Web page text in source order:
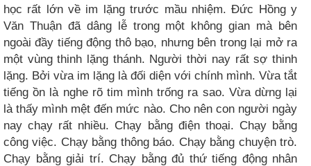
học rất lớn về im lặng trước mầu nhiệm. Đức Hồng y
Văn Thuận đã dâng lễ trong một không gian mà bên
ngoài đầy tiếng động thô bạo, nhưng bên trong lại mở ra
một vùng thinh lặng thánh. Người thời nay rất sợ thinh
lặng. Bởi vừa im lặng là đối diện với chính mình. Vừa tắt
tiếng ồn là nghe rõ tim mình trống ra sao. Vừa dừng lại
là thấy mình mệt đến mức nào. Cho nên con người ngày
nay chạy rất nhiều. Chạy bằng điện thoại. Chạy bằng
công việc. Chạy bằng thông báo. Chạy bằng chuyện trò.
Chạy bằng giải trí. Chạy bằng đủ thứ tiếng động nhân